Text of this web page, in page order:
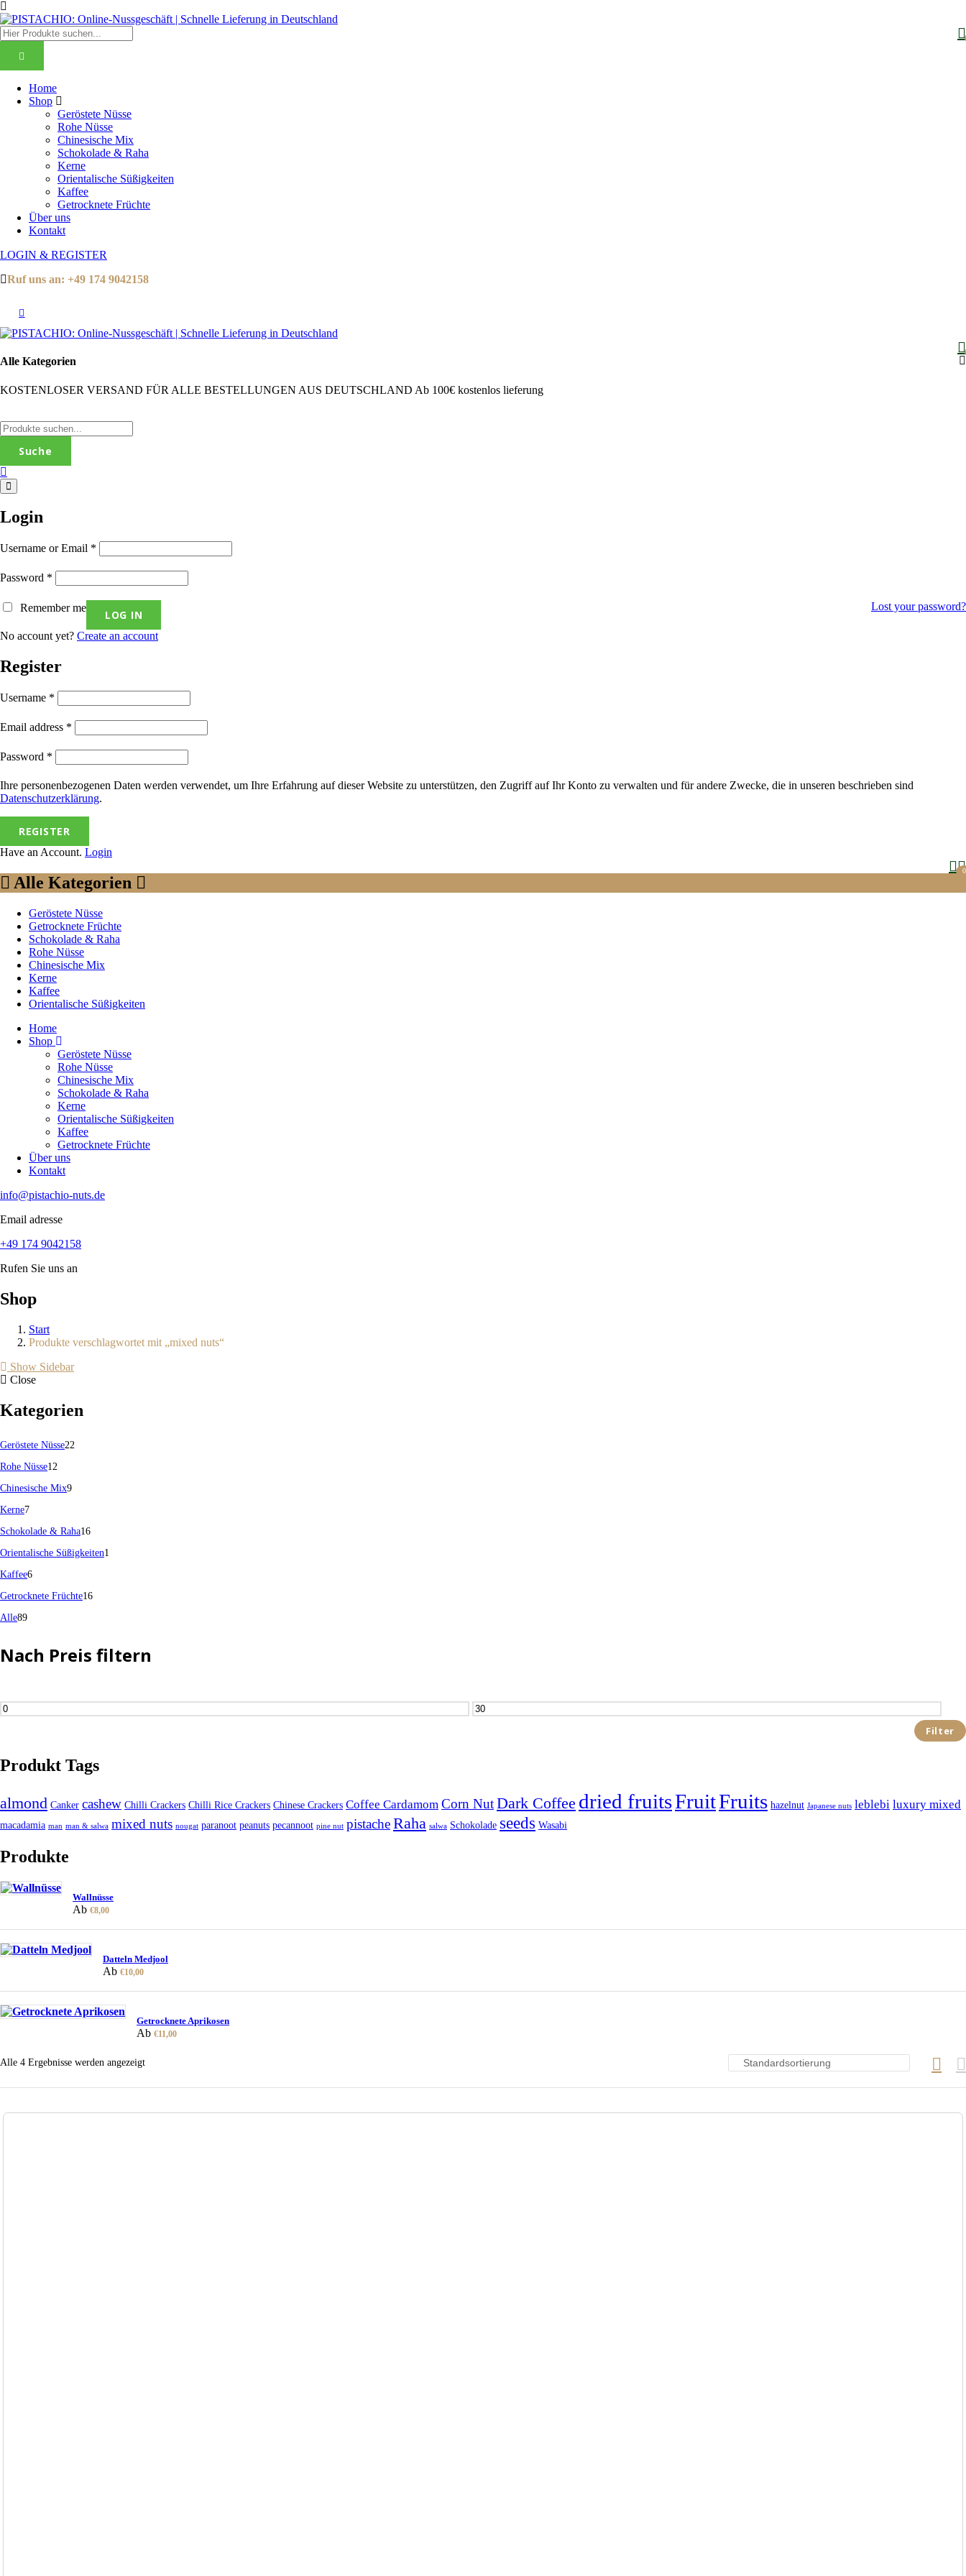
Home
Shop
Geröstete Nüsse
Rohe Nüsse
Chinesische Mix
Schokolade & Raha
Kerne
Orientalische Süßigkeiten
Kaffee
Getrocknete Früchte
Über uns
Kontakt
LOGIN & REGISTER
Ruf uns an: +49 174 9042158
Alle Kategorien
KOSTENLOSER VERSAND FÜR ALLE BESTELLUNGEN AUS DEUTSCHLAND Ab 100€ kostenlos lieferung
Suche
Login
Username or Email *
Password *
Remember me Lost your password?
No account yet? Create an account
Register
Username *
Email address *
Password *
Ihre personenbezogenen Daten werden verwendet, um Ihre Erfahrung auf dieser Website zu unterstützen, den Zugriff auf Ihr Konto zu verwalten und für andere Zwecke, die in unseren beschrieben sind
Datenschutzerklärung.
REGISTER
Have an Account. Login
0
Alle Kategorien
Geröstete Nüsse
Getrocknete Früchte
Schokolade & Raha
Rohe Nüsse
Chinesische Mix
Kerne
Kaffee
Orientalische Süßigkeiten
Home
Shop
Geröstete Nüsse
Rohe Nüsse
Chinesische Mix
Schokolade & Raha
Kerne
Orientalische Süßigkeiten
Kaffee
Getrocknete Früchte
Über uns
Kontakt
info@pistachio-nuts.de
Email adresse
+49 174 9042158
Rufen Sie uns an
Shop
Start
Produkte verschlagwortet mit „mixed nuts“
Show Sidebar
Close
Kategorien
Geröstete Nüsse22
Rohe Nüsse12
Produkte
Chinesische Mix99
Kerne77
Produkte
Schokolade & Raha1616
Produkte
Orientalische Süßigkeiten1
Kaffee66
Produkte
Getrocknete Früchte1616
Alle8989
Nach Preis filtern
Min.
Max.
Filter
Produkt Tags
almond Canker cashew Chilli Crackers Chilli Rice Crackers Chinese Crackers Coffee Cardamom Corn NutDark Coffee dried fruitsFruitFruits hazelnut Japanese nuts leblebi luxury mixed
macadamia man man & salwa mixed nuts nougat paranoot peanuts pecannoot pine nut pistacheRaha salwa Schokolade seeds Wasabi
Produkte
Wallnüsse
Ab €8,00
Datteln Medjool
Ab €10,00
Getrocknete Aprikosen
Ab €11,00
Alle 4 Ergebnisse werden angezeigt